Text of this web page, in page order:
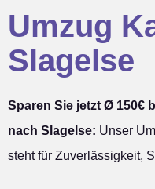
Umzug
Slagelse
Sparen Sie jetzt Ø 150€
nach Slagelse: Unser
steht für Zuverlässigkeit,